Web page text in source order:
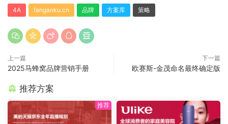
4A fanganku.cn 品牌 方案库 策略
上一篇
2025马蜂窝品牌营销手册
下一篇
欧赛斯-金茂命名最终确定版
推荐方案